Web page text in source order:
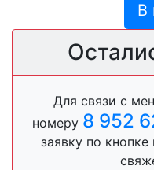
В
Для связи с
номеру 8 952
заявку по